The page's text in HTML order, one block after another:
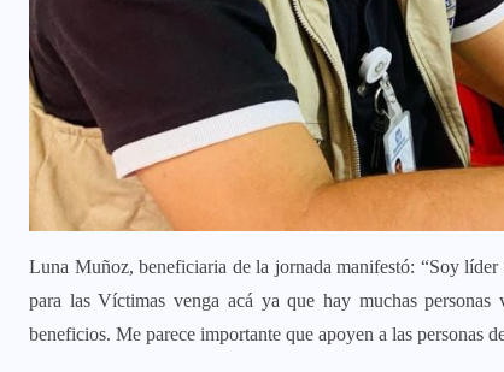
Luna Muñoz, beneficiaria de la jornada manifestó: “Soy
para las Víctimas venga acá ya que hay muchas
beneficios. Me parece importante que apoyen a las personas